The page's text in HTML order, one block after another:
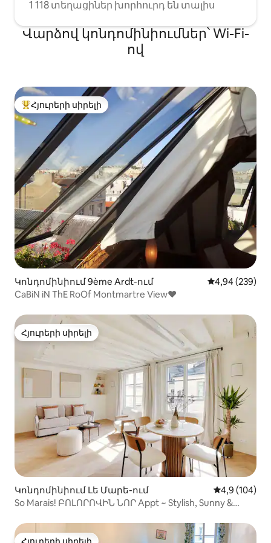
1 118 տեղացիներ խորհուրդ են տալիս
Վարձով կոնդոմինիումներ՝ Wi-Fi-
ով
Հյուրերի սիրելի լավագույն տները
Հյուրերի սիրելի
Կոնդոմինիում 9ème Ardt-ում Միջին
4,94 (239)
CaBiN iN ThE RoOf Montmartre View♥
Հյուրերի սիրելի
Հյուրերի սիրելի
Կոնդոմինիում Լե Մարե-ում Միջին
4,9 (104)
So Marais! ԲՈԼՈՐՈՎԻՆ ՆՈՐ Appt ~ Stylish, Sunny &